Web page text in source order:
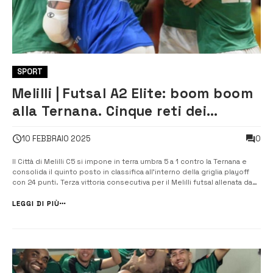
SPORT
Melilli | Futsal A2 Elite: boom boom
alla Ternana. Cinque reti dei
10 FEBBRAIO 2025 0
Il Città di Melilli C5 si impone in terra umbra 5 a 1 contro la Ternana e
consolida il quinto posto in classifica all’interno della griglia playoff
con 24 punti. Terza vittoria consecutiva per il Melilli futsal allenata da
Dovara che non lascia scampo al portiere avversario. [&hell...
LEGGI DI PIÙ